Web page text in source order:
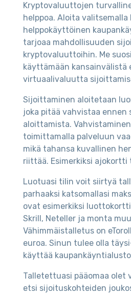
Kryptovaluuttojen
helppoa. Aloita
helppokäyttöinen
tarjoaa mahdollisuuden
kryptovaluuttoihin. Me
käyttämään kansainvälistä
virtuaalivaluutta
Sijoittaminen aloitetaan
joka pitää vahvistaa
aloittamista.
toimittamalla palveluun
mikä tahansa kuvallinen
riittää. Esimerkiksi ajokortti
Luotuasi tilin voit siirtyä
parhaaksi katsomallasi
ovat esimerkiksi
Skrill, Neteller ja monta
Vähimmäistalletus on
euroa. Sinun tulee olla
käyttää
Talletettuasi pääomaa olet
etsi sijoituskohteiden